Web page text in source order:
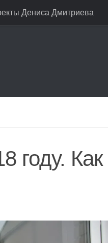
Дениса Дмитриева
году. Как